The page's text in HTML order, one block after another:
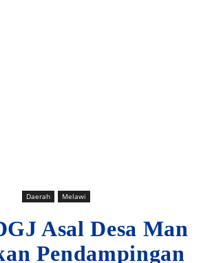
Daerah Melawi
Asal Desa Man
Pendampingan